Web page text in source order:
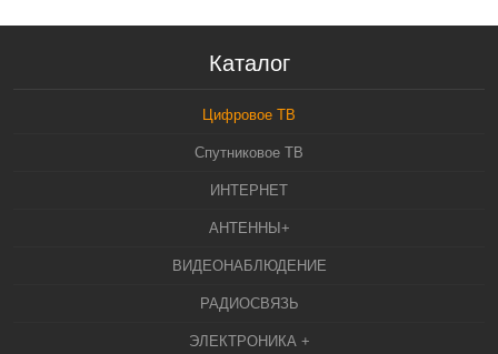
Каталог
Цифровое ТВ
Спутниковое ТВ
ИНТЕРНЕТ
АНТЕННЫ+
ВИДЕОНАБЛЮДЕНИЕ
РАДИОСВЯЗЬ
ЭЛЕКТРОНИКА +